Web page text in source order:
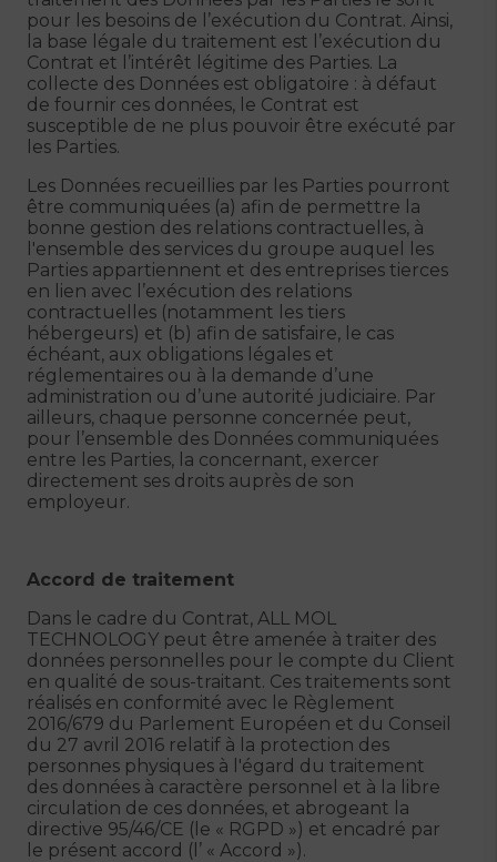
pour les besoins de l’exécution du Contrat. Ainsi,
la base légale du traitement est l’exécution du
Contrat et l’intérêt légitime des Parties. La
collecte des Données est obligatoire : à défaut
de fournir ces données, le Contrat est
susceptible de ne plus pouvoir être exécuté par
les Parties.
Les Données recueillies par les Parties pourront
être communiquées (a) afin de permettre la
bonne gestion des relations contractuelles, à
l'ensemble des services du groupe auquel les
Parties appartiennent et des entreprises tierces
en lien avec l’exécution des relations
contractuelles (notamment les tiers
hébergeurs) et (b) afin de satisfaire, le cas
échéant, aux obligations légales et
réglementaires ou à la demande d’une
administration ou d’une autorité judiciaire. Par
ailleurs, chaque personne concernée peut,
pour l’ensemble des Données communiquées
entre les Parties, la concernant, exercer
directement ses droits auprès de son
employeur.
Accord de traitement
Dans le cadre du Contrat, ALL MOL
TECHNOLOGY peut être amenée à traiter des
données personnelles pour le compte du Client
en qualité de sous-traitant. Ces traitements sont
réalisés en conformité avec le Règlement
2016/679 du Parlement Européen et du Conseil
du 27 avril 2016 relatif à la protection des
personnes physiques à l'égard du traitement
des données à caractère personnel et à la libre
circulation de ces données, et abrogeant la
directive 95/46/CE (le « RGPD ») et encadré par
le présent accord (l’ « Accord »).